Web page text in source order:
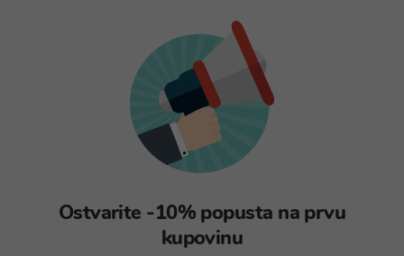
Ostvarite -10% popusta na prvu
kupovinu